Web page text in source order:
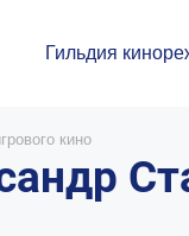
Гильдия
кино